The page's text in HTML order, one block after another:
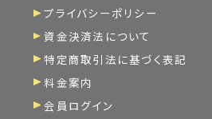
プライバシーポリシー
資金決済法について
特定商取引法に基づく表記
料金案内
会員ログイン